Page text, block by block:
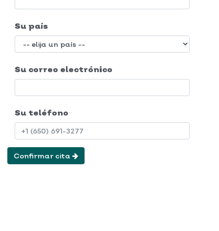
Su país
Su correo electrónico
Su teléfono
Confirmar cita